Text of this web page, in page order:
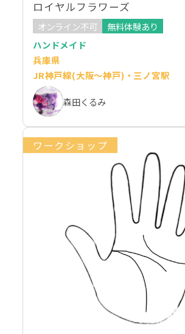
ロイヤルフラワーズ
オンライン不可
無料体験あり
ハンドメイド
兵庫県
JR神戸線(大阪～神戸)・三ノ宮駅
森田くるみ
ワークショップ